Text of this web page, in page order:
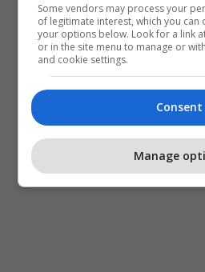
Some vendors may process your
of legitimate interest, which you
your options below. Look for a link
or in the site menu to manage or
and cookie settings.
Consent
Manage